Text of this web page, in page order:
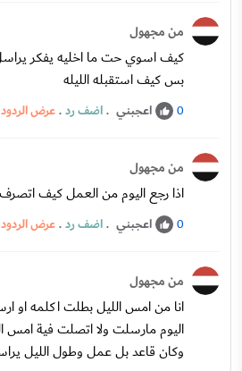
من مجهول
كيف اسوي حت ما اخليه يفكر
بس كيف استقبله الليله
0 اعجبني .اضف رد.عرض الردود
من مجهول
اذا رجع اليوم من العمل كيف اتصرف
0 اعجبني .اضف رد.عرض الردود
من مجهول
انا من امس الليل بطلت اكلمه
اليوم مارسلت ولا اتصلت فية امس
وكان قاعد بل عمل وطول الليل